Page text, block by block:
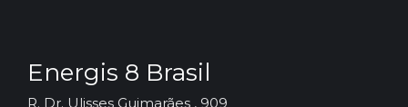
Energis 8 Brasil
R. Dr. Ulisses Guimarães , 909